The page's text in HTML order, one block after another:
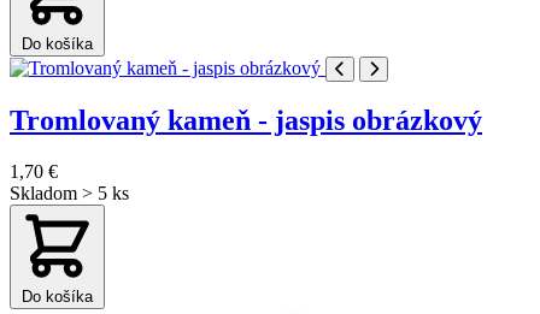
Do košíka
Tromlovaný kameň - jaspis obrázkový
1,70 €
Skladom > 5 ks
Do košíka